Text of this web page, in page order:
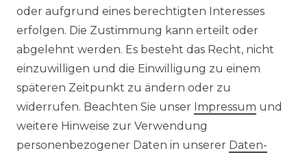
Impressum Daten­schutz­erklärung
oder aufgrund eines berechtigten Interesses
erfolgen. Die Zustimmung kann erteilt oder
abgelehnt werden. Es besteht das Recht, nicht
einzuwilligen und die Einwilligung zu einem
späteren Zeitpunkt zu ändern oder zu
widerrufen. Beachten Sie unser Impressum und
weitere Hinweise zur Verwendung
personenbezogener Daten in unserer Daten­